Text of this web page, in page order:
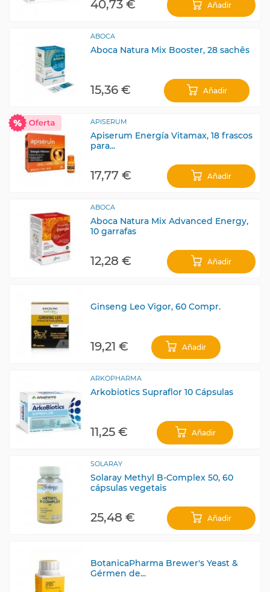
40,73 € Añadir
ABOCA
Aboca Natura Mix Booster, 28 sachês
15,36 € Añadir
APISERUM
Apiserum Energía Vitamax, 18 frascos
para...
17,77 € Añadir
ABOCA
Aboca Natura Mix Advanced Energy,
10 garrafas
12,28 € Añadir
Ginseng Leo Vigor, 60 Compr.
19,21 € Añadir
ARKOPHARMA
Arkobiotics Supraflor 10 Cápsulas
11,25 € Añadir
SOLARAY
Solaray Methyl B-Complex 50, 60
cápsulas vegetais
25,48 € Añadir
BotanicaPharma Brewer's Yeast &
Gérmen de...